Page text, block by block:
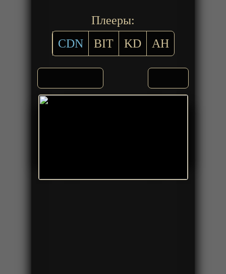
Плееры:
CDN
BIT KD AH